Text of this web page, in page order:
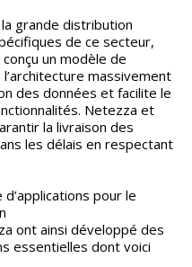
grande distribution
de ce secteur,
un modèle de
massivement
des données et facilite le
Netezza et
la livraison des
les délais en respectant
pour le
ont ainsi développé des
essentielles dont voici